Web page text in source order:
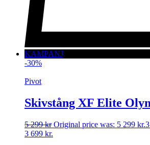
KAMPANJ
-30%
Pivot
Skivstång XF Elite
5 299kr Original price was: 5 299 kr.
3 699 kr.